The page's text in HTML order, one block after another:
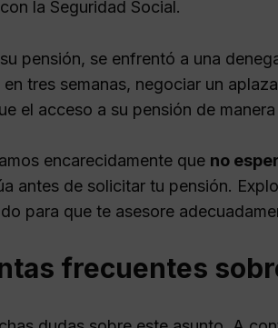
la Seguridad Social.
pensión, se enfrentó a una
tres semanas, negociar un
el acceso a su pensión de
encarecidamente que no
antes de solicitar tu pensión.
para que te asesore
frecuentes